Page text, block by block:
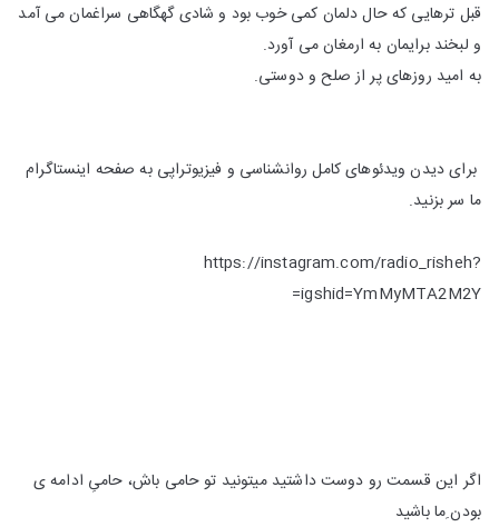
قبل ترهایی که حال دلمان کمی خوب بود و شادی گهگاهی سراغمان می آمد
و لبخند برایمان به ارمغان می آورد.
به امید روزهای پر از صلح و دوستی.
برای دیدن ویدئوهای کامل روانشناسی و فیزیوتراپی به صفحه اینستاگرام
ما سر بزنید.
https://instagram.com/radio_risheh?
igshid=YmMyMTA2M2Y=
اگر این قسمت رو دوست داشتید میتونید تو حامی باش، حامیِ ادامه ی
بودن ِما باشید